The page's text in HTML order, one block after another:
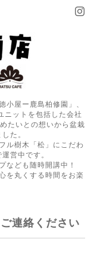
小屋ー鹿島柏修園」、
ニットを包括した会社
たいとの想いから盆栽
た。
ル樹木「松」にこだわ
営中です。
なども随時開講中！
を丸くする時間をお楽
連絡ください